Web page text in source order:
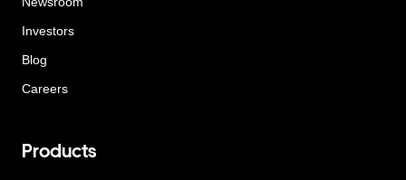
Investors
Blog
Careers
Products